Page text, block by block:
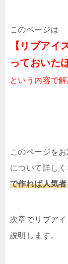
このページは
【リブアイ
っておいた
という内容で解
このページを
について詳しく
で作れば人気者
次章でリブア
説明します。